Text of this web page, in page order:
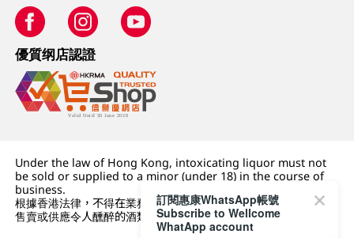
優質纲店認證
Under the law of Hong Kong, intoxicating liquor must not
be sold or supplied to a minor (under 18) in the course of
business.
根據香港法律，不得在業務過程中，向未成年人 (18 歲以下人士)
售賣或供應令人醺醉的酒類。
訂閱惠康WhatsApp帳號
Subscribe to Wellcome
WhatApp account